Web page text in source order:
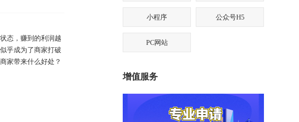
态，赚到的利润越
乎成为了商家打破
家带来什么好处？
小程序 公众号H5
PC网站
增值服务